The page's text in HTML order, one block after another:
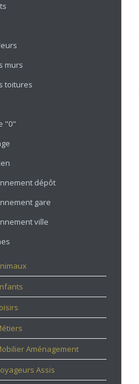
murs
toitures
"0"
dépôt
gare
ville
Aménagement
Assis